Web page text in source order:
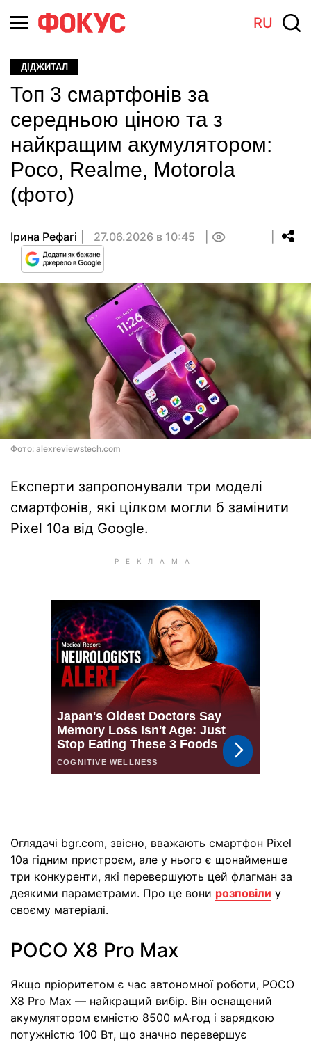
RU
ДІДЖИТАЛ
Топ 3 смартфонів за
середньою ціною та з
найкращим акумулятором:
Poco, Realme, Motorola
(фото)
Ірина Рефагі 27.06.2026 в 10:45
Фото: alexreviewstech.com
Експерти запропонували три моделі
смартфонів, які цілком могли б замінити
Pixel 10a від Google.
Оглядачі bgr.com, звісно, вважають смартфон Pixel
10a гідним пристроєм, але у нього є щонайменше
три конкуренти, які перевершують цей флагман за
деякими параметрами. Про це вони розповіли у
своєму матеріалі.
POCO X8 Pro Max
Якщо пріоритетом є час автономної роботи, POCO
X8 Pro Max — найкращий вибір. Він оснащений
акумулятором ємністю 8500 мА·год і зарядкою
потужністю 100 Вт, що значно перевершує